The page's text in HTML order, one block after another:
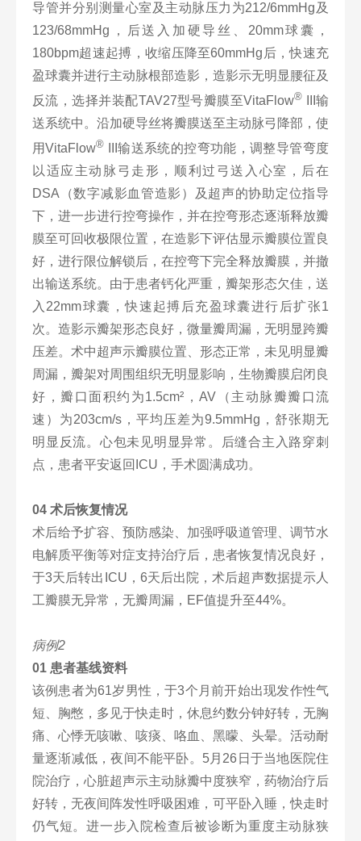
导管并分别测量心室及主动脉压力为212/6mmHg及
123/68mmHg，后送入加硬导丝、20mm球囊，
180bpm超速起搏，收缩压降至60mmHg后，快速充
盈球囊并进行主动脉根部造影，造影示无明显腰征及
反流，选择并装配TAV27型号瓣膜至VitaFlow® III输
送系统中。沿加硬导丝将瓣膜送至主动脉弓降部，使
用VitaFlow® III输送系统的控弯功能，调整导管弯度
以适应主动脉弓走形，顺利过弓送入心室，后在
DSA（数字减影血管造影）及超声的协助定位指导
下，进一步进行控弯操作，并在控弯形态逐渐释放瓣
膜至可回收极限位置，在造影下评估显示瓣膜位置良
好，进行限位解锁后，在控弯下完全释放瓣膜，并撤
出输送系统。由于患者钙化严重，瓣架形态欠佳，送
入22mm球囊，快速起搏后充盈球囊进行后扩张1
次。造影示瓣架形态良好，微量瓣周漏，无明显跨瓣
压差。术中超声示瓣膜位置、形态正常，未见明显瓣
周漏，瓣架对周围组织无明显影响，生物瓣膜启闭良
好，瓣口面积约为1.5cm²，AV（主动脉瓣瓣口流
速）为203cm/s，平均压差为9.5mmHg，舒张期无
明显反流。心包未见明显异常。后缝合主入路穿刺
点，患者平安返回ICU，手术圆满成功。
04 术后恢复情况
术后给予扩容、预防感染、加强呼吸道管理、调节水
电解质平衡等对症支持治疗后，患者恢复情况良好，
于3天后转出ICU，6天后出院，术后超声数据提示人
工瓣膜无异常，无瓣周漏，EF值提升至44%。
病例2
01 患者基线资料
该例患者为61岁男性，于3个月前开始出现发作性气
短、胸憋，多见于快走时，休息约数分钟好转，无胸
痛、心悸无咳嗽、咳痰、咯血、黑曚、头晕。活动耐
量逐渐减低，夜间不能平卧。5月26日于当地医院住
院治疗，心脏超声示主动脉瓣中度狭窄，药物治疗后
好转，无夜间阵发性呼吸困难，可平卧入睡，快走时
仍气短。进一步入院检查后被诊断为重度主动脉狭